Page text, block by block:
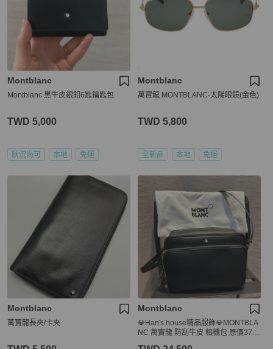
Montblanc
Montblanc 黑牛皮銀釦6匙鑰匙包
TWD 5,000
狀況尚可 本地 免運
Montblanc
萬寶龍 MONTBLANC-太陽眼鏡(金色)
TWD 5,800
全新品 本地 免運
Montblanc
萬寶龍長夾/卡夾
Montblanc
💎Han's house精品服飾💎MONTBLA
NC 萬寶龍 防刮牛皮 相機包 原價378